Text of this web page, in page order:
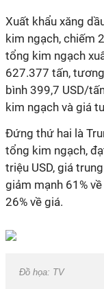
Xuất khẩu xăng
kim ngạch, chiếm
tổng kim ngạch
627.377 tấn,
bình 399,7 USD/
kim ngạch và giá
Đứng thứ hai là
tổng kim ngạch,
triệu USD, giá
giảm mạnh 61%
26% về giá.
Đồ họa: TV